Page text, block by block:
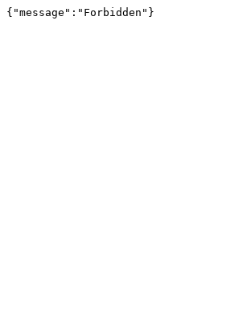
{"message":"Forbidden"}